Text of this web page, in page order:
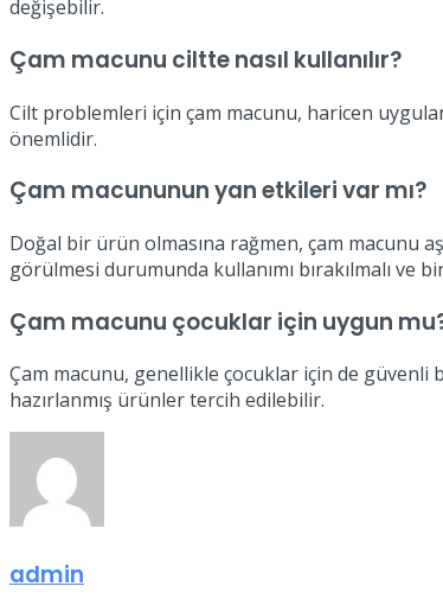
değişebilir.
Çam macunu ciltte nasıl kullanılır?
Cilt problemleri için çam macunu, haricen
önemlidir.
Çam macununun yan etkileri var mı?
Doğal bir ürün olmasına rağmen, çam macunu
görülmesi durumunda kullanımı bırakılmalı ve bir
Çam macunu çocuklar için uygun
Çam macunu, genellikle çocuklar için de güvenli
hazırlanmış ürünler tercih edilebilir.
admin